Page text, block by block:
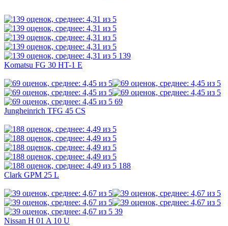
139
Komatsu FG 30 HT-1 E
69
Jungheinrich TFG 45 CS
188
Clark GPM 25 L
39
Nissan H 01 A 10 U